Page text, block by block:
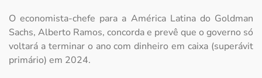
O economista-chefe para a América Latina do Goldman
Sachs, Alberto Ramos, concorda e prevê que o governo só
voltará a terminar o ano com dinheiro em caixa (superávit
primário) em 2024.